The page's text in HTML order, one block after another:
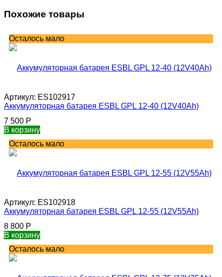
Похожие товары
Осталось мало
Артикул: ES102917
Аккумуляторная батарея ESBL GPL 12-40 (12V40Ah)
7 500 Р
В корзину
Осталось мало
Артикул: ES102918
Аккумуляторная батарея ESBL GPL 12-55 (12V55Ah)
8 800 Р
В корзину
Осталось мало